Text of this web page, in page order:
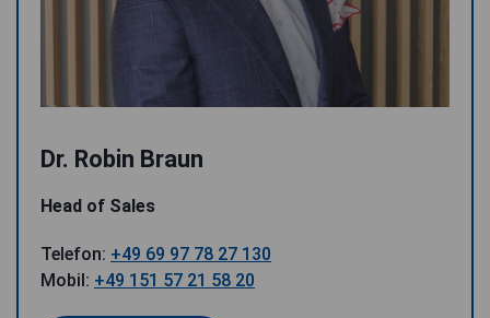
Dr. Robin Braun
Head of Sales
Telefon: +49 69 97 78 27 130
Mobil: +49 151 57 21 58 20